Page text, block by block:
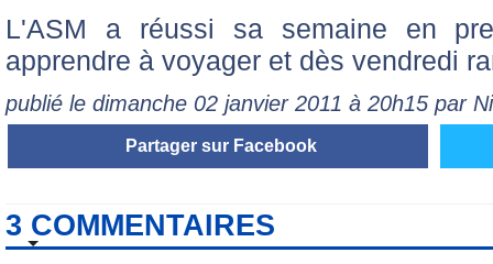
L'ASM a réussi sa semaine en
apprendre à voyager et dès vendredi
publié le dimanche 02 janvier 2011 à 20h15 par
Partager sur Facebook
3 COMMENTAIRES